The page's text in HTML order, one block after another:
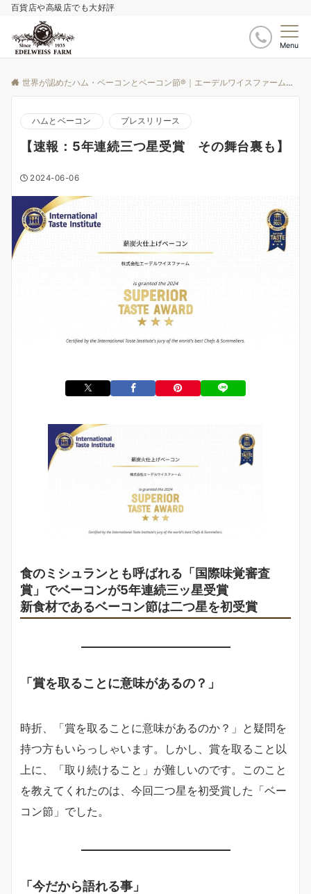
百貨店や高級店でも大好評
Menu
世界が認めたハム・ベーコンとベーコン節®｜エーデルワイスファーム
ハムとベーコン プレスリリース
【速報：5年連続三つ星受賞 その舞台裏も】
2024-06-06
食のミシュランとも呼ばれる「国際味覚審査
賞」でベーコンが5年連続三ッ星受賞
新食材であるベーコン節は二つ星を初受賞
「賞を取ることに意味があるの？」
時折、「賞を取ることに意味があるのか？」と疑問を
持つ方もいらっしゃいます。しかし、賞を取ること以
上に、「取り続けること」が難しいのです。このこと
を教えてくれたのは、今回二つ星を初受賞した「ベー
コン節」でした。
「今だから語れる事」